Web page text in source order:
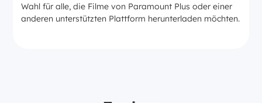
Wahl für alle, die Filme von Paramount Plus oder einer
anderen unterstützten Plattform herunterladen möchten.